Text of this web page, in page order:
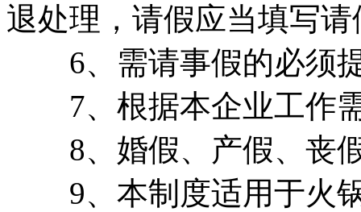
退处理，请假应当填写请
6、需请事假的必须提
7、根据本企业工作需
8、婚假、产假、丧假
9、本制度适用于火锅